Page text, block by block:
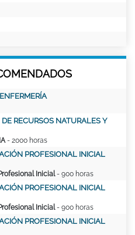
RECURSOS NATURALES Y
- 2000 horas
PROFESIONAL INICIAL
Inicial- 900 horas
PROFESIONAL INICIAL
Inicial- 900 horas
PROFESIONAL INICIAL